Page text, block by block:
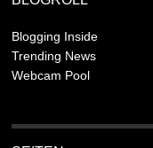
Blogging Inside
Trending News
Webcam Pool